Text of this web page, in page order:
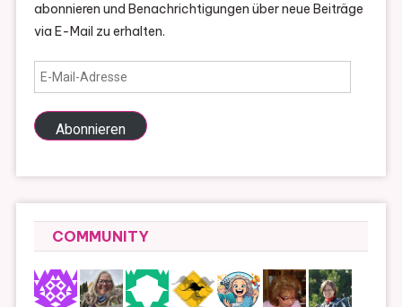
abonnieren und Benachrichtigungen über neue Beiträge
via E-Mail zu erhalten.
E-
Mail-
Adresse
Abonnieren
COMMUNITY